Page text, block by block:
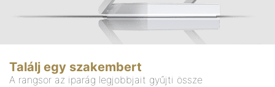
Találj egy szakembert
A rangsor az iparág legjobbjait gyűjti össze